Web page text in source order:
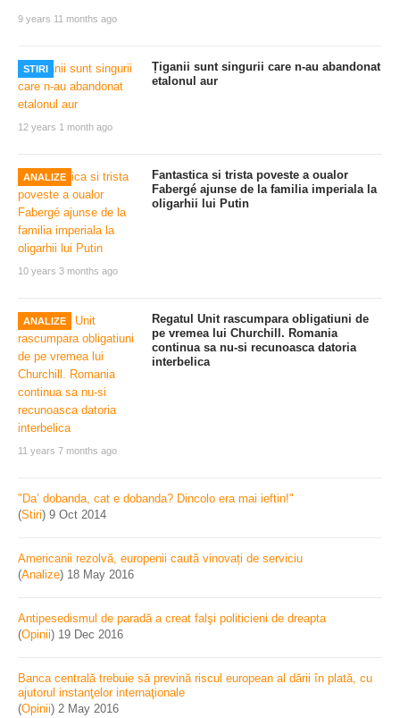
9 years 11 months ago
STIRI
12 years 1 month ago
Țiganii sunt singurii care n-au abandonat
etalonul aur
ANALIZE
10 years 3 months ago
Fantastica si trista poveste a oualor
Fabergé ajunse de la familia imperiala la
oligarhii lui Putin
ANALIZE
11 years 7 months ago
Regatul Unit rascumpara obligatiuni de
pe vremea lui Churchill. Romania
continua sa nu-si recunoasca datoria
interbelica
"Da’ dobanda, cat e dobanda? Dincolo era mai ieftin!"
(Stiri) 9 Oct 2014
Americanii rezolvă, europenii caută vinovați de serviciu
(Analize) 18 May 2016
Antipesedismul de paradă a creat falşi politicieni de dreapta
(Opinii) 19 Dec 2016
Banca centrală trebuie să prevină riscul european al dării în plată, cu
ajutorul instanţelor internaţionale
(Opinii) 2 May 2016